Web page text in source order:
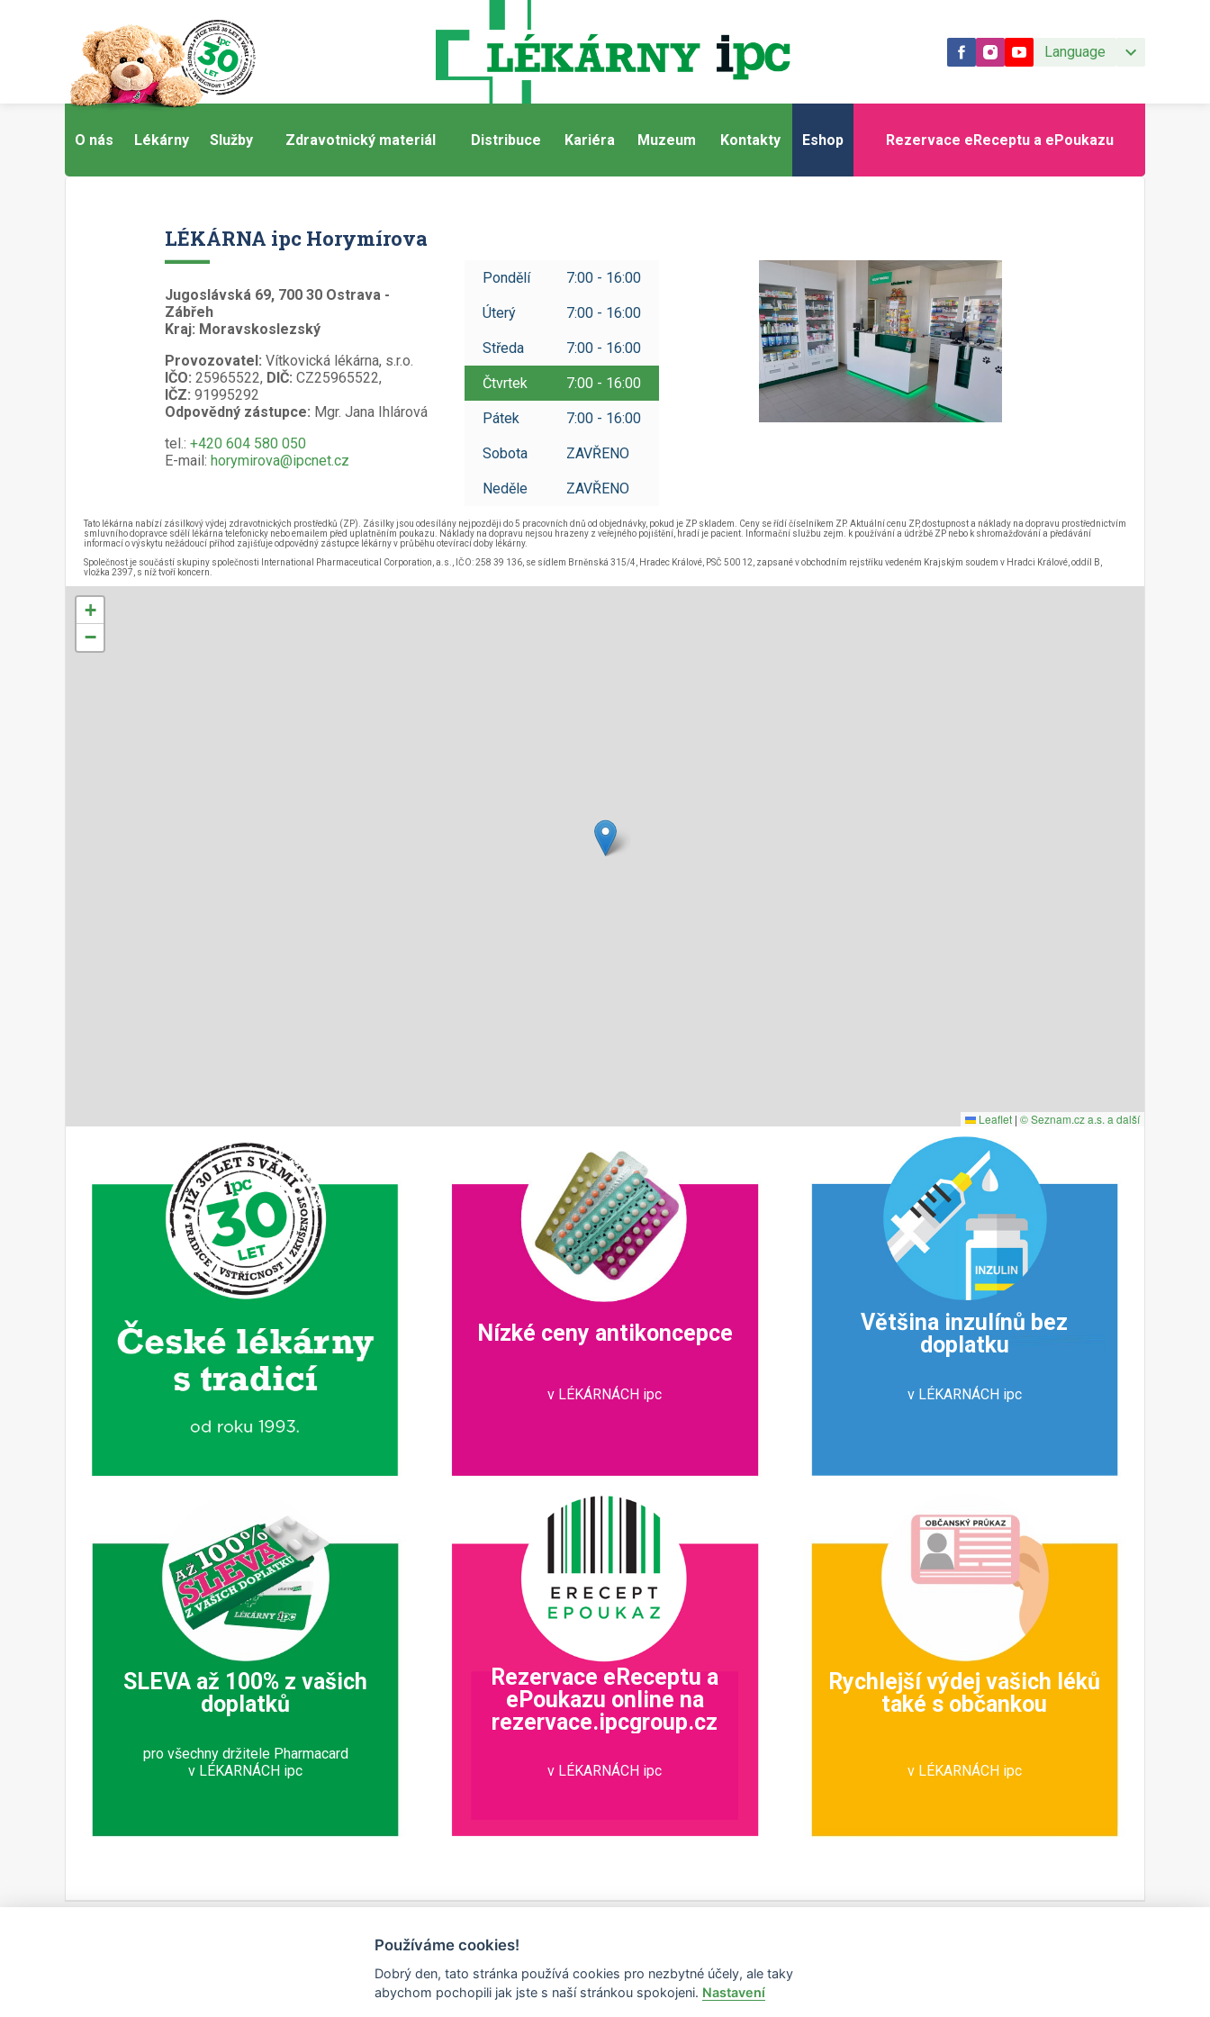
Language
O nás Lékárny Služby Zdravotnický materiál Distribuce Kariéra Muzeum Kontakty Eshop Rezervace eReceptu a ePoukazu
LÉKÁRNA ipc Horymírova
Jugoslávská 69, 700 30 Ostrava -
Zábřeh
Kraj: Moravskoslezský
Provozovatel: Vítkovická lékárna, s.r.o.
IČO: 25965522, DIČ: CZ25965522,
IČZ: 91995292
Odpovědný zástupce: Mgr. Jana Ihlárová
tel.: +420 604 580 050
E-mail: horymirova@ipcnet.cz
Pondělí 7:00 - 16:00
Úterý 7:00 - 16:00
Středa 7:00 - 16:00
Čtvrtek 7:00 - 16:00
Pátek 7:00 - 16:00
Sobota ZAVŘENO
Neděle ZAVŘENO
Tato lékárna nabízí zásilkový výdej zdravotnických prostředků (ZP). Zásilky jsou odesílány nejpozději do 5 pracovních dnů od objednávky, pokud je ZP skladem. Ceny se řídí číselníkem ZP. Aktuální cenu ZP, dostupnost a náklady na dopravu prostřednictvím
smluvního dopravce sdělí lékárna telefonicky nebo emailem před uplatněním poukazu. Náklady na dopravu nejsou hrazeny z veřejného pojištění, hradí je pacient. Informační službu zejm. k používání a údržbě ZP nebo k shromažďování a předávání
informací o výskytu nežádoucí příhod zajišťuje odpovědný zástupce lékárny v průběhu otevírací doby lékárny.
Společnost je součástí skupiny společnosti International Pharmaceutical Corporation, a.s., IČO: 258 39 136, se sídlem Brněnská 315/4, Hradec Králové, PSČ 500 12, zapsané v obchodním rejstříku vedeném Krajským soudem v Hradci Králové, oddíl B,
vložka 2397, s níž tvoří koncern.
+
−
Leaflet | © Seznam.cz a.s. a další
Nízké ceny antikoncepce
v LÉKÁRNÁCH ipc
Většina inzulínů bez
doplatku
v LÉKARNÁCH ipc
SLEVA až 100% z vašich
doplatků
pro všechny držitele Pharmacard
v LÉKARNÁCH ipc
Rezervace eReceptu a
ePoukazu online na
rezervace.ipcgroup.cz
v LÉKARNÁCH ipc
Rychlejší výdej vašich léků
také s občankou
v LÉKARNÁCH ipc
Používáme cookies!
Dobrý den, tato stránka používá cookies pro nezbytné účely, ale taky
abychom pochopili jak jste s naší stránkou spokojeni. Nastavení